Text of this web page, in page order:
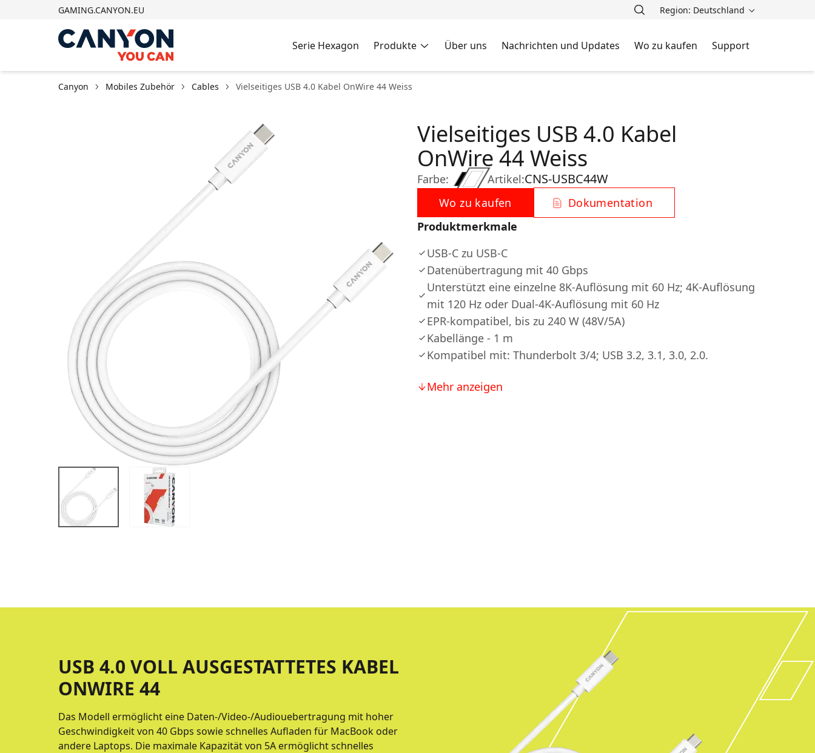
GAMING.CANYON.EU Region: Deutschland
Serie Hexagon Produkte Über uns Nachrichten und Updates Wo zu kaufen Support
Canyon Mobiles Zubehör Cables Vielseitiges USB 4.0 Kabel OnWire 44 Weiss
Farbe:
Vielseitiges USB 4.0 Kabel
OnWire 44 Weiss
Artikel:CNS-USBC44W
Wo zu kaufen
Dokumentation
Produktmerkmale
USB-C zu USB-C
Datenübertragung mit 40 Gbps
Unterstützt eine einzelne 8K-Auflösung mit 60 Hz; 4K-Auflösung
mit 120 Hz oder Dual-4K-Auflösung mit 60 Hz
EPR-kompatibel, bis zu 240 W (48V/5A)
Kabellänge - 1 m
Kompatibel mit: Thunderbolt 3/4; USB 3.2, 3.1, 3.0, 2.0.
Mehr anzeigen
USB 4.0 VOLL AUSGESTATTETES KABEL
ONWIRE 44
Das Modell ermöglicht eine Daten-/Video-/Audiouebertragung mit hoher
Geschwindigkeit von 40 Gbps sowie schnelles Aufladen für MacBook oder
andere Laptops. Die maximale Kapazität von 5A ermöglicht schnelles